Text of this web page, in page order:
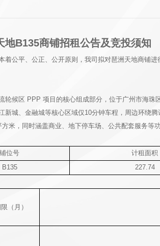
地B135商铺招租公告及竞投须知
着公平、公正、公开原则，我司拟对琶洲天地商铺
轮候区 PPP 项目的核心组成部分，位于广州市海珠
新城、金融城等核心区域仅10分钟车程，周边环绕
米，同时涵盖商业、地下停车场、公共配套服务等功
铺位号 计租面积
B135 227.74
（月）